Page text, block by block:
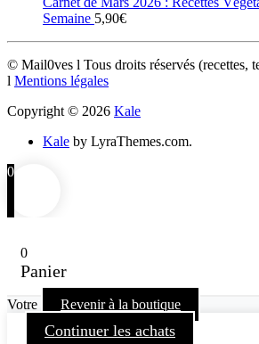
Semaine 5,90€
© Mail0ves l Tous droits réservés (recettes,
l Mentions légales
Copyright © 2026 Kale
Kale by LyraThemes.com.
0
0
Panier
Votre Revenir à la boutique
Continuer les achats